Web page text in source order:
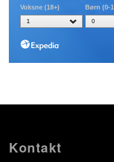
Kontakt